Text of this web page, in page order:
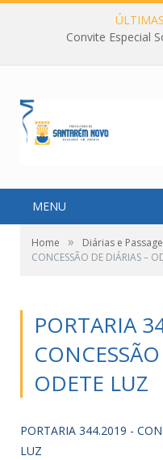
Convite Especial
MENU
Home » Diárias e
CONCESSÃO DE DIÁRIAS –
PORTARIA
ODETE LUZ
PORTARIA 344.2019 -
LUZ